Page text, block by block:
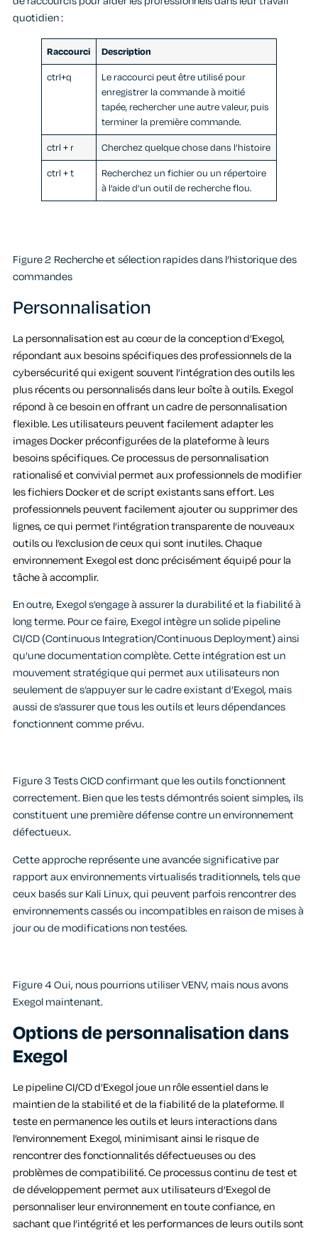
quotidien :
Raccourci
Description
ctrl+q
Le raccourci peut être utilisé pour
enregistrer la commande à moitié
tapée, rechercher une autre valeur, puis
terminer la première commande.
ctrl + r
Cherchez quelque chose dans l’histoire
ctrl + t
Recherchez un fichier ou un répertoire
à l’aide d’un outil de recherche flou.
Figure 2 Recherche et sélection rapides dans l’historique des
commandes
Personnalisation
La personnalisation est au cœur de la conception d’Exegol,
répondant aux besoins spécifiques des professionnels de la
cybersécurité qui exigent souvent l’intégration des outils les
plus récents ou personnalisés dans leur boîte à outils. Exegol
répond à ce besoin en offrant un cadre de personnalisation
flexible. Les utilisateurs peuvent facilement adapter les
images Docker préconfigurées de la plateforme à leurs
besoins spécifiques. Ce processus de personnalisation
rationalisé et convivial permet aux professionnels de modifier
les fichiers Docker et de script existants sans effort. Les
professionnels peuvent facilement ajouter ou supprimer des
lignes, ce qui permet l’intégration transparente de nouveaux
outils ou l’exclusion de ceux qui sont inutiles. Chaque
environnement Exegol est donc précisément équipé pour la
tâche à accomplir.
En outre, Exegol s’engage à assurer la durabilité et la fiabilité à
long terme. Pour ce faire, Exegol intègre un solide pipeline
CI/CD (Continuous Integration/Continuous Deployment) ainsi
qu’une documentation complète. Cette intégration est un
mouvement stratégique qui permet aux utilisateurs non
seulement de s’appuyer sur le cadre existant d’Exegol, mais
aussi de s’assurer que tous les outils et leurs dépendances
fonctionnent comme prévu.
Figure 3 Tests CICD confirmant que les outils fonctionnent
correctement. Bien que les tests démontrés soient simples, ils
constituent une première défense contre un environnement
défectueux.
Cette approche représente une avancée significative par
rapport aux environnements virtualisés traditionnels, tels que
ceux basés sur Kali Linux, qui peuvent parfois rencontrer des
environnements cassés ou incompatibles en raison de mises à
jour ou de modifications non testées.
Figure 4 Oui, nous pourrions utiliser VENV, mais nous avons
Exegol maintenant.
Options de personnalisation dans
Exegol
Le pipeline CI/CD d’Exegol joue un rôle essentiel dans le
maintien de la stabilité et de la fiabilité de la plateforme. Il
teste en permanence les outils et leurs interactions dans
l’environnement Exegol, minimisant ainsi le risque de
rencontrer des fonctionnalités défectueuses ou des
problèmes de compatibilité. Ce processus continu de test et
de développement permet aux utilisateurs d’Exegol de
personnaliser leur environnement en toute confiance, en
sachant que l’intégrité et les performances de leurs outils sont